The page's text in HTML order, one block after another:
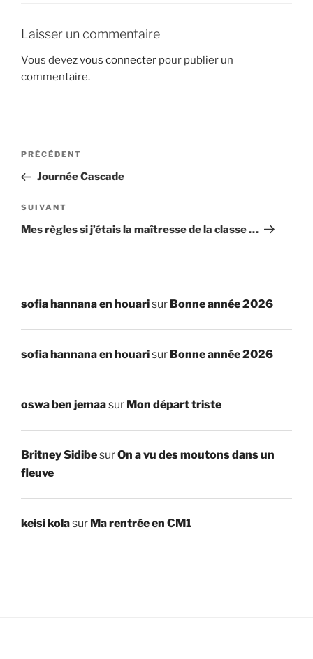
Laisser un commentaire
Vous devezvous connecter pour publier un
commentaire.
Navigation
l’article
Article
précédent
PRÉCÉDENT
Journée Cascade
Article
suivant
SUIVANT
Mes règles si j’étais la maîtresse de la classe …
sofia hannana en houarisur Bonne année 2026
sofia hannana en houarisur Bonne année 2026
oswa ben jemaasur Mon départ triste
Britney SidibesurOn a vu des moutons dans un
fleuve
keisi kolasur Ma rentrée en CM1